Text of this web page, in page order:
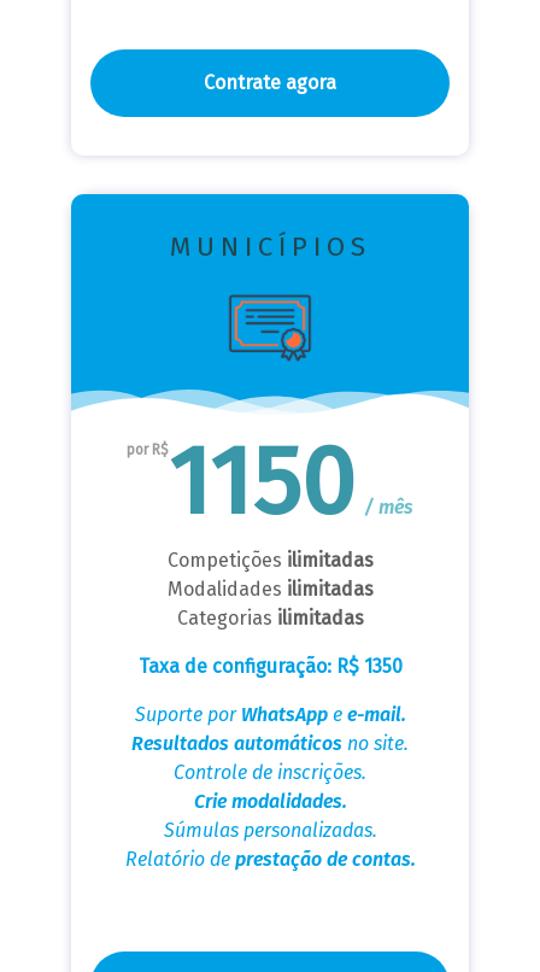
Contrate agora
MUNICÍPIOS
por R$1150 / mês
Competições ilimitadas
Modalidades ilimitadas
Categorias ilimitadas
Taxa de configuração: R$ 1350
Suporte por WhatsAppe e-mail.
Resultados automáticos no site.
Controle de inscrições.
Crie modalidades.
Súmulas personalizadas.
Relatório de prestação de contas.